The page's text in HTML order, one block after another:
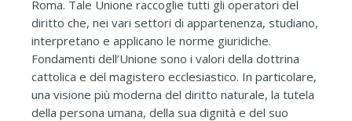
Roma. Tale Unione raccoglie tutti gli operatori del
diritto che, nei vari settori di appartenenza, studiano,
interpretano e applicano le norme giuridiche.
Fondamenti dell’Unione sono i valori della dottrina
cattolica e del magistero ecclesiastico. In particolare,
una visione più moderna del diritto naturale, la tutela
della persona umana, della sua dignità e del suo